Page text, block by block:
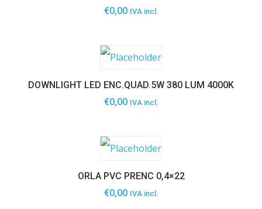
€0,00 IVA incl.
DOWNLIGHT LED ENC.QUAD.5W 380 LUM 4000K
€0,00 IVA incl.
ORLA PVC PRENC 0,4×22
€0,00 IVA incl.